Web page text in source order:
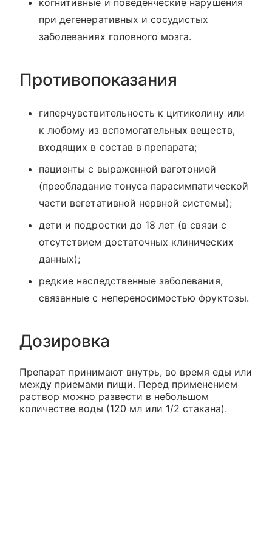
когнитивные и поведенческие нарушения
при дегенеративных и сосудистых
заболеваниях головного мозга.
Противопоказания
гиперчувствительность к цитиколину или
к любому из вспомогательных веществ,
входящих в состав в препарата;
пациенты с выраженной ваготонией
(преобладание тонуса парасимпатической
части вегетативной нервной системы);
дети и подростки до 18 лет (в связи с
отсутствием достаточных клинических
данных);
редкие наследственные заболевания,
связанные с непереносимостью фруктозы.
Дозировка
Препарат принимают внутрь, во время еды или
между приемами пищи. Перед применением
раствор можно развести в небольшом
количестве воды (120 мл или 1/2 стакана).